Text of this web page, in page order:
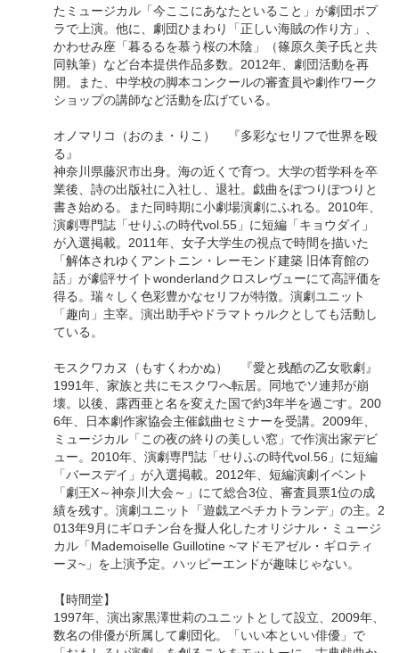
たミュージカル「今ここにあなたといること」が劇団ポプ
ラで上演。他に、劇団ひまわり「正しい海賊の作り方」、
かわせみ座「暮るるを慕う桜の木陰」（篠原久美子氏と共
同執筆）など台本提供作品多数。2012年、劇団活動を再
開。また、中学校の脚本コンクールの審査員や劇作ワーク
ショップの講師など活動を広げている。
オノマリコ（おのま・りこ） 『多彩なセリフで世界を殴
る』
神奈川県藤沢市出身。海の近くで育つ。大学の哲学科を卒
業後、詩の出版社に入社し、退社。戯曲をぽつりぽつりと
書き始める。また同時期に小劇場演劇にふれる。2010年、
演劇専門誌「せりふの時代vol.55」に短編「キョウダイ」
が入選掲載。2011年、女子大学生の視点で時間を描いた
「解体されゆくアントニン・レーモンド建築 旧体育館の
話」が劇評サイトwonderlandクロスレヴューにて高評価を
得る。瑞々しく色彩豊かなセリフが特徴。演劇ユニット
「趣向」主宰。演出助手やドラマトゥルクとしても活動し
ている。
モスクワカヌ（もすくわかぬ） 『愛と残酷の乙女歌劇』
1991年、家族と共にモスクワへ転居。同地でソ連邦が崩
壊。以後、露西亜と名を変えた国で約3年半を過ごす。200
6年、日本劇作家協会主催戯曲セミナーを受講。2009年、
ミュージカル「この夜の終りの美しい窓」で作演出家デビ
ュー。2010年、演劇専門誌「せりふの時代vol.56」に短編
「バースデイ」が入選掲載。2012年、短編演劇イベント
「劇王X～神奈川大会～」にて総合3位、審査員票1位の成
績を残す。演劇ユニット「遊戯ヱペチカトランデ」の主。2
013年9月にギロチン台を擬人化したオリジナル・ミュージ
カル「Mademoiselle Guillotine ~マドモアゼル・ギロティ
ーヌ~」を上演予定。ハッピーエンドが趣味じゃない。
【時間堂】
1997年、演出家黒澤世莉のユニットとして設立、2009年、
数名の俳優が所属して劇団化。「いい本といい俳優」で